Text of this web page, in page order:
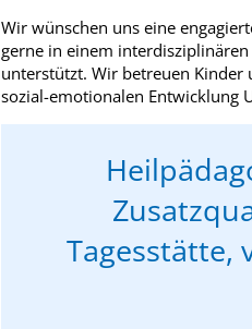
Wir wünschen uns eine
gerne in einem
unterstützt. Wir betreuen Kinder
sozial-emotionalen Entwicklung
Tagesstätte,